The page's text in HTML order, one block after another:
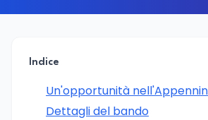
Indice
Un'opportunità
Dettagli del bando